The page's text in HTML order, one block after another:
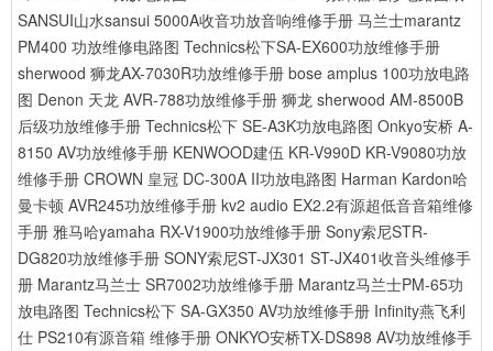
SANSUI山水sansui 5000A收音功放音响维修手册 马兰士marantz
PM400 功放维修电路图 Technics松下SA-EX600功放维修手册
sherwood 狮龙AX-7030R功放维修手册 bose amplus 100功放电路
图 Denon 天龙 AVR-788功放维修手册 狮龙 sherwood AM-8500B
后级功放维修手册 Technics松下 SE-A3K功放电路图 Onkyo安桥 A-
8150 AV功放维修手册 KENWOOD建伍 KR-V990D KR-V9080功放
维修手册 CROWN 皇冠 DC-300A II功放电路图 Harman Kardon哈
曼卡顿 AVR245功放维修手册 kv2 audio EX2.2有源超低音音箱维修
手册 雅马哈yamaha RX-V1900功放维修手册 Sony索尼STR-
DG820功放维修手册 SONY索尼ST-JX301 ST-JX401收音头维修手
册 Marantz马兰士 SR7002功放维修手册 Marantz马兰士PM-65功
放电路图 Technics松下 SA-GX350 AV功放维修手册 Infinity燕飞利
仕 PS210有源音箱 维修手册 ONKYO安桥TX-DS898 AV功放维修手